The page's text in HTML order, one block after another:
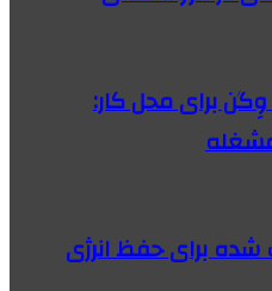
برای محل کار:
برای حفظ انرژی